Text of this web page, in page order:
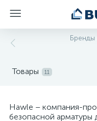
Бренды
Товары 11
Hawle – компания-
безопасной арматуры